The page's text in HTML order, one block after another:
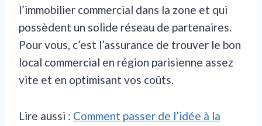
l’immobilier commercial dans la zone et qui
possèdent un solide réseau de partenaires.
Pour vous, c’est l’assurance de trouver le bon
local commercial en région parisienne assez
vite et en optimisant vos coûts.
Lire aussi : Comment passer de l’idée à la